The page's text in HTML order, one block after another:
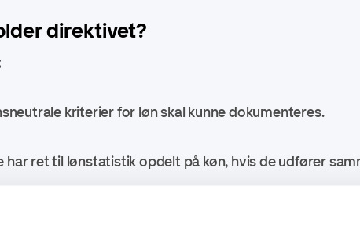
direktivet?
kriterier for løn skal kunne dokumenteres.
ret til lønstatistik opdelt på køn, hvis de udfører